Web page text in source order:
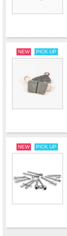
NEW PICK UP
NEW PICK UP